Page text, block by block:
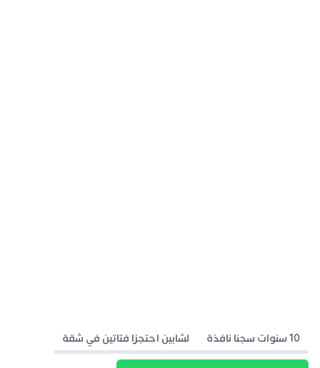
10 سنوات سجنا نافذة لشابين احتجزا فتاتين في شقة